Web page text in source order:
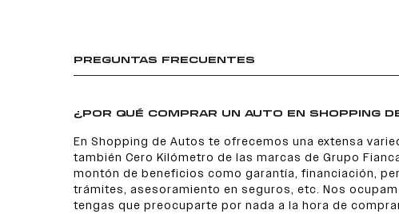
PREGUNTAS FRECUENTES
¿POR QUÉ COMPRAR UN AUTO EN SHOPPING
En Shopping de Autos te ofrecemos una extensa
también Cero Kilómetro de las marcas de Grupo
montón de beneficios como garantía, financiación,
trámites, asesoramiento en seguros, etc. Nos
tengas que preocuparte por nada a la hora de